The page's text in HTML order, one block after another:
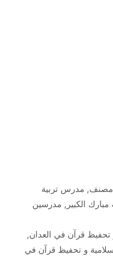
مصنف, مدرس تربية
الكبير , مدرسين
قرآن في العدان,
و تحفيظ قرآن في